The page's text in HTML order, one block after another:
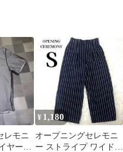
レモニ
ヤード
¥ 1,180
オープニングセレモニ
ー ストライプ ワイドパ